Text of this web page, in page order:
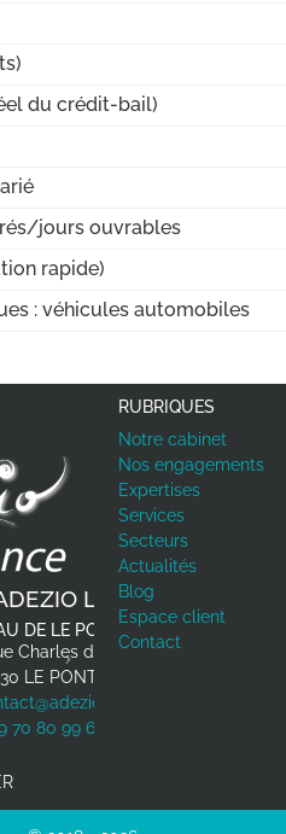
du crédit-bail)
jours ouvrables
rapide)
: véhicules automobiles
PontetNext
RUBRIQUES
Notre cabinet
Nos engagements
Expertises
Services
Secteurs
Actualités
Blog
Espace client
Contact